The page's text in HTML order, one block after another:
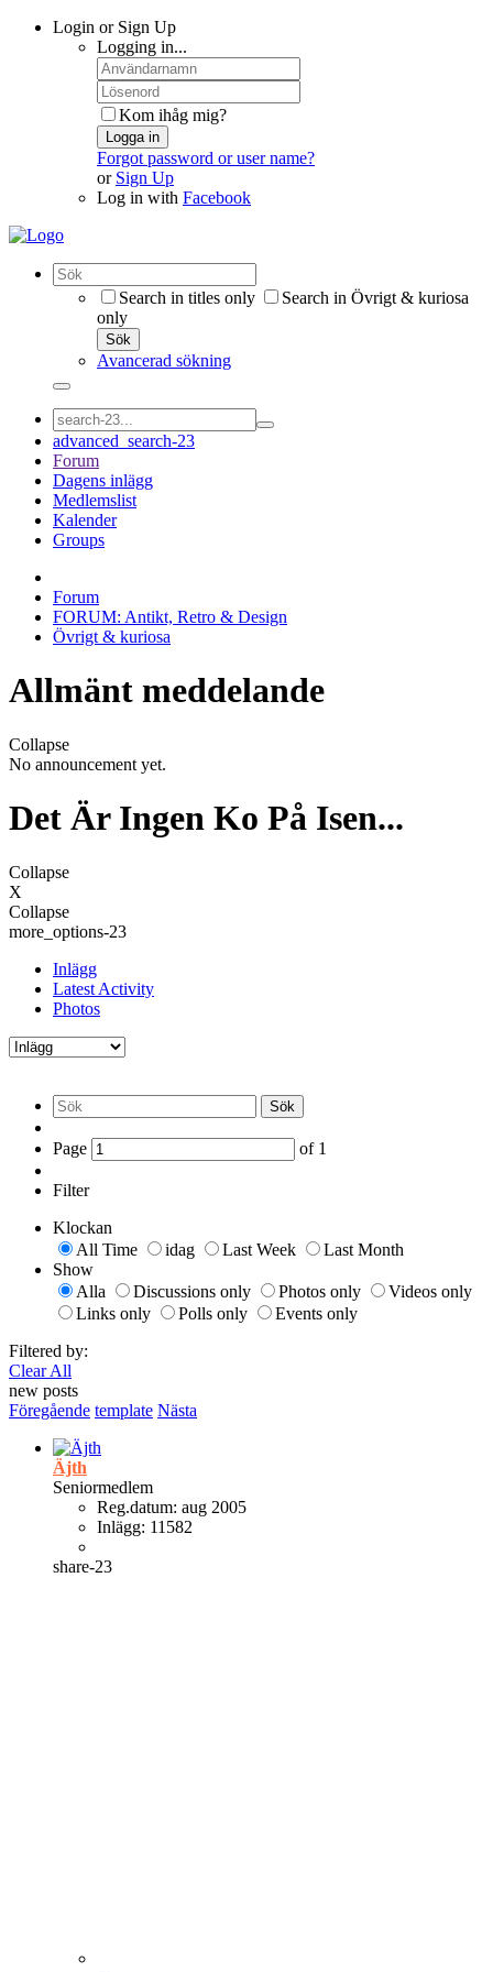
Login or Sign Up
Logging in...
Kom ihåg mig?
Logga in
Forgot password or user name?
or Sign Up
Log in with Facebook
Search in titles only
Search in Övrigt & kuriosa
only
Sök
Avancerad sökning
advanced_search-23
Forum
Dagens inlägg
Medlemslist
Kalender
Groups
Forum
FORUM: Antikt, Retro & Design
Övrigt & kuriosa
Allmänt meddelande
Collapse
No announcement yet.
Det Är Ingen Ko På Isen...
Collapse
X
Collapse
more_options-23
Inlägg
Latest Activity
Photos
Sök
Page of 1
Filter
Klockan
All Time
idag Last Week
Last Month
Show
Alla
Discussions only Photos only
Videos only
Links only
Polls only
Events only
Filtered by:
Clear All
new posts
Föregående template Nästa
Äjth
Seniormedlem
Reg.datum: aug 2005
Inlägg: 11582
share-23